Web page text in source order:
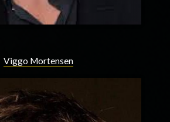
Viggo Mortensen